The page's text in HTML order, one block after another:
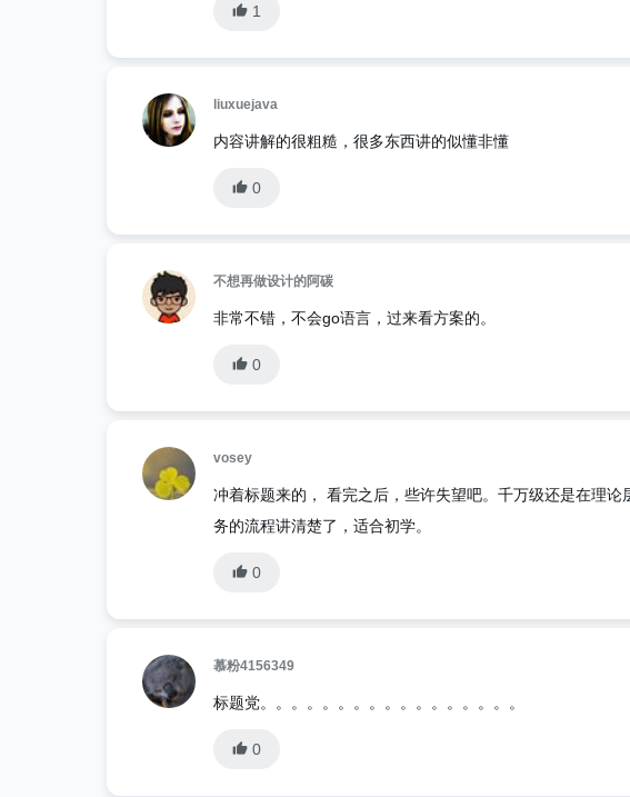
1
liuxuejava
内容讲解的很粗糙，很多东西讲的似懂非懂
0
不想再做设计的阿碳
非常不错，不会go语言，过来看方案的。
0
vosey
冲着标题来的， 看完之后，些许失望吧。千万级还是在理
务的流程讲清楚了，适合初学。
0
慕粉4156349
标题党。。。。。。。。。。。。。。。。。
0